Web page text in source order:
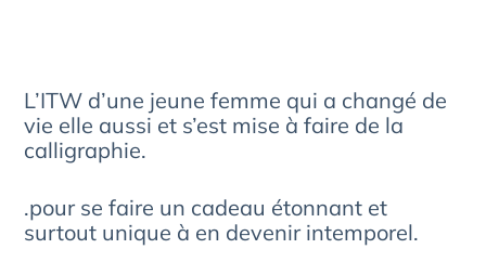
L’ITW d’une jeune femme qui a changé de
vie elle aussi et s’est mise à faire de la
calligraphie.
.pour se faire un cadeau étonnant et
surtout unique à en devenir intemporel.